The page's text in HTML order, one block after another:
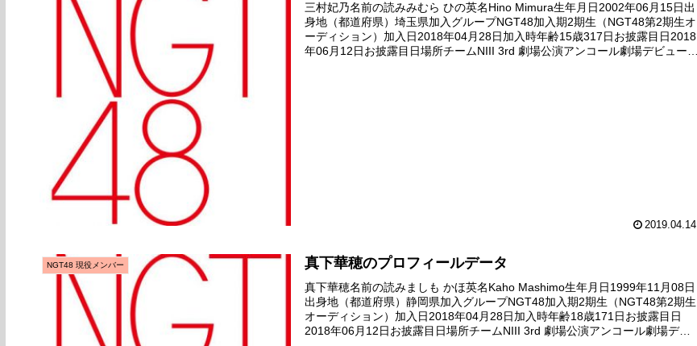
三村妃乃名前の読みみむら ひの英名Hino Mimura生年月日2002年06月15日出
身地（都道府県）埼玉県加入グループNGT48加入期2期生（NGT48第2期生オ
ーディション）加入日2018年04月28日加入時年齢15歳317日お披露目日2018
年06月12日お披露目日場所チームNIII 3rd 劇場公演アンコール劇場デビュー日
2019.04.14
NGT48 現役メンバー 真下華穂のプロフィールデータ
真下華穂名前の読みましも かほ英名Kaho Mashimo生年月日1999年11月08日
出身地（都道府県）静岡県加入グループNGT48加入期2期生（NGT48第2期生
オーディション）加入日2018年04月28日加入時年齢18歳171日お披露目日
2018年06月12日お披露目日場所チームNIII 3rd 劇場公演アンコール劇場デビ